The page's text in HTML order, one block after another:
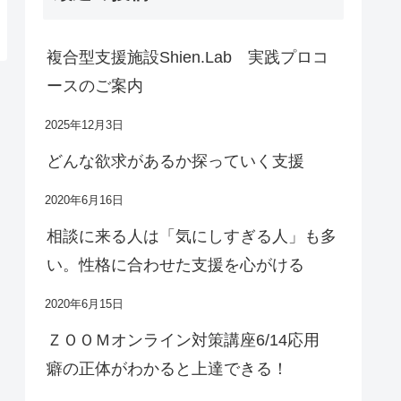
複合型支援施設Shien.Lab 実践プロコ
ースのご案内
2025年12月3日
どんな欲求があるか探っていく支援
2020年6月16日
相談に来る人は「気にしすぎる人」も多
い。性格に合わせた支援を心がける
2020年6月15日
ＺＯＯＭオンライン対策講座6/14応用
癖の正体がわかると上達できる！